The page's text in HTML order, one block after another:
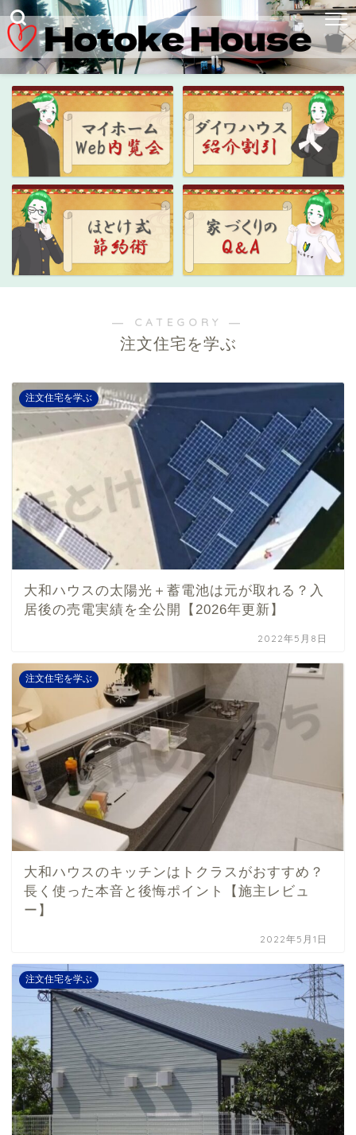
― CATEGORY ―
注文住宅を学ぶ
注文住宅を学ぶ
大和ハウスの太陽光＋蓄電池は元が取れる？入
居後の売電実績を全公開【2026年更新】
2022年5月8日
注文住宅を学ぶ
大和ハウスのキッチンはトクラスがおすすめ？
長く使った本音と後悔ポイント【施主レビュ
ー】
2022年5月1日
注文住宅を学ぶ